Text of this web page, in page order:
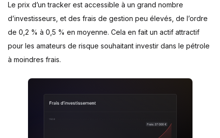
Le prix d’un tracker est accessible à un grand nombre
d’investisseurs, et des frais de gestion peu élevés, de l’ordre
de 0,2 % à 0,5 % en moyenne. Cela en fait un actif attractif
pour les amateurs de risque souhaitant investir dans le pétrole
à moindres frais.